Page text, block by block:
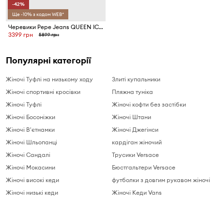
-42%
Ще -10% з кодом WEB*
Черевики Pepe Jeans QUEEN ICE
3399 грн
5899 грн
Популярні категорії
Жіночі Туфлі на низькому ходу
Жіночі спортивні кросівки
Жіночі Туфлі
Жіночі Босоніжки
Жіночі В'єтнамки
Жіночі Шльопанці
Жіночі Сандалі
Жіночі Мокасини
Жіночі високі кеди
Жіночі низькі кеди
Злиті купальники
Пляжна туніка
Жіночі кофти без застібки
Жіночі Штани
Жіночі Джегінси
кардіган жіночий
Трусики Versace
Бюстгальтери Versace
футболки з довгим рукавом жіночі
Жіночі Кеди Vans